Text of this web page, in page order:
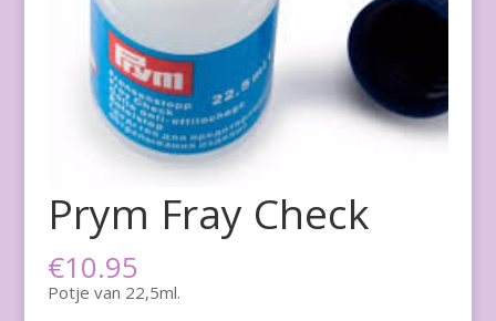
Prym Fray Check
€10.95
Potje van 22,5ml.